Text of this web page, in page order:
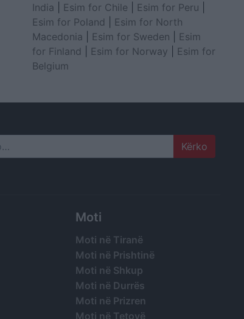
India
Esim for Chile Esim for Peru
Esim for Poland
Esim for North
Macedonia
Esim for Sweden
Esim
for Finland
Esim for Norway
Esim for
Belgium
Moti
Moti në Tiranë
Moti në Prishtinë
Moti në Shkup
Moti në Durrës
Moti në Prizren
Moti në Tetovë